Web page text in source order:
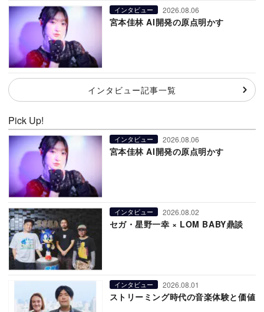
インタビュー 2026.08.06
宮本佳林 AI開発の原点明かす
インタビュー記事一覧
Pick Up!
インタビュー 2026.08.06
宮本佳林 AI開発の原点明かす
インタビュー 2026.08.02
セガ・星野一幸 × LOM BABY鼎談
インタビュー 2026.08.01
ストリーミング時代の音楽体験と価値